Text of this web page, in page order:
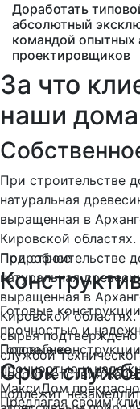
Доработать
абсолютный
командой опытных
проектировщиков
За что
наши дома
При строительстве
натуральная
выращенная в
Кировской областях.
При строительстве
натуральная
выращенная в
Кировской
сырья
службой
несоответствия
подлежит
Подробнее
Готовые
прочностью и
Готовые
прочностью и
МаксиДом
Подробнее
Срок
Предлагая своим